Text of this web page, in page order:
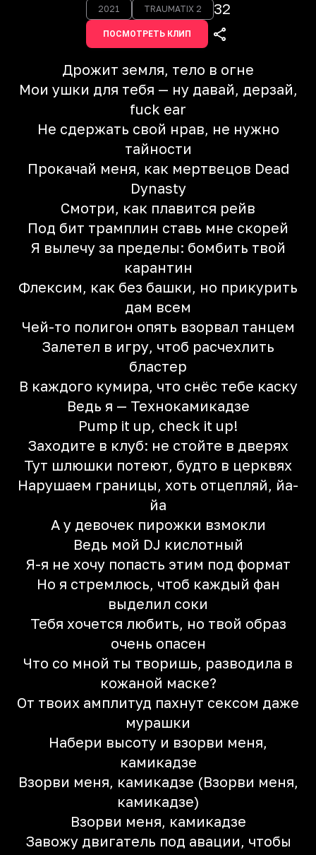
2021 TRAUMATIX 2 32
ПОСМОТРЕТЬ КЛИП
Дрожит земля, тело в огне
Мои ушки для тебя — ну давай, дерзай,
fuck ear
Не сдержать свой нрав, не нужно
тайности
Прокачай меня, как мертвецов Dead
Dynasty
Смотри, как плавится рейв
Под бит трамплин ставь мне скорей
Я вылечу за пределы: бомбить твой
карантин
Флексим, как без башки, но прикурить
дам всем
Чей-то полигон опять взорвал танцем
Залетел в игру, чтоб расчехлить
бластер
В каждого кумира, что снёс тебе каску
Ведь я — Технокамикадзе
Pump it up, check it up!
Заходите в клуб: не стойте в дверях
Тут шлюшки потеют, будто в церквях
Нарушаем границы, хоть отцепляй, йа-
йа
А у девочек пирожки взмокли
Ведь мой DJ кислотный
Я-я не хочу попасть этим под формат
Но я стремлюсь, чтоб каждый фан
выделил соки
Тебя хочется любить, но твой образ
очень опасен
Что со мной ты творишь, разводила в
кожаной маске?
От твоих амплитуд пахнут сексом даже
мурашки
Набери высоту и взорви меня,
камикадзе
Взорви меня, камикадзе (Взорви меня,
камикадзе)
Взорви меня, камикадзе
Завожу двигатель под авации, чтобы